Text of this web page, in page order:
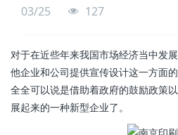
03/25 127
对于在近些年来我国市场经济当中发
他企业和公司提供宣传设计这一方面
全全可以说是借助着政府的鼓励政策
展起来的一种新型企业了。